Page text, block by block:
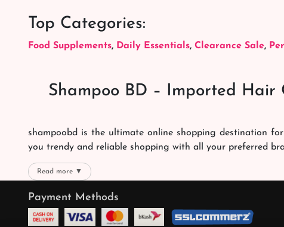
Top Categories:
Food Supplements, Daily Essentials, Clearance Sale,
Shampoo BD – Imported Hair
shampoobd is the ultimate online shopping destination
you trendy and reliable shopping with all your preferred
We offer our customers with memorable online shopping
the best products with the best online shopping experience
Read more ▼
Payment Methods